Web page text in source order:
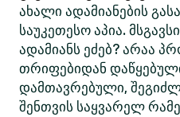
ახალი ადამიანების
საუკეთესო აპია.
ადამიანს ეძებ? არაა
თრიფებიდან
დამთავრებული,
შენთვის საყვარელ